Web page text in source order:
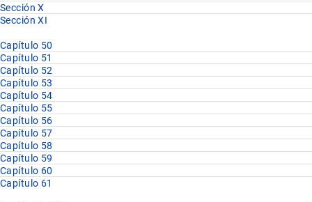
Sección X
Sección XI
Capítulo 50
Capítulo 51
Capítulo 52
Capítulo 53
Capítulo 54
Capítulo 55
Capítulo 56
Capítulo 57
Capítulo 58
Capítulo 59
Capítulo 60
Capítulo 61